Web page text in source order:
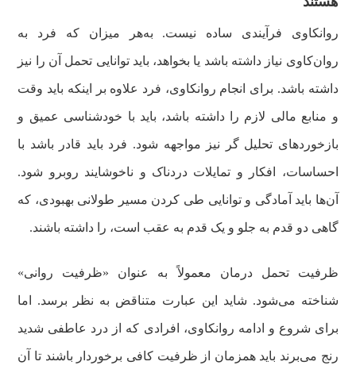
روانکاوی فرآیندی ساده نیست. به‌هر میزان که فرد به
روان‌کاوی نیاز داشته باشد یا بخواهد، باید توانایی تحمل آن را نیز
داشته باشد. برای انجام روانکاوی، فرد علاوه بر اینکه باید وقت
و منابع مالی لازم را داشته باشد، باید با خودشناسی عمیق و
بازخوردهای تحلیل گر نیز مواجهه شود. فرد باید قادر باشد با
احساسات، افکار و تمایلات دردناک و ناخوشایند روبرو شود.
آن‌ها باید آمادگی و توانایی طی کردن مسیر طولانی بهبودی، که
گاهی دو قدم به جلو و یک قدم به عقب است، را داشته باشند.
ظرفیت تحمل درمان معمولاً به عنوان «ظرفیت روانی»
شناخته می‌شود. شاید این عبارت متناقض به نظر برسد. اما
برای شروع و ادامه روانکاوی، افرادی که از درد عاطفی شدید
رنج می‌برند باید همزمان از ظرفیت کافی برخوردار باشند تا آن